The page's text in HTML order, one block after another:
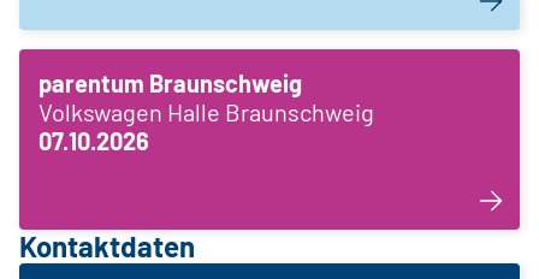
parentum Braunschweig
Volkswagen Halle Braunschweig
07.10.2026
Kontaktdaten